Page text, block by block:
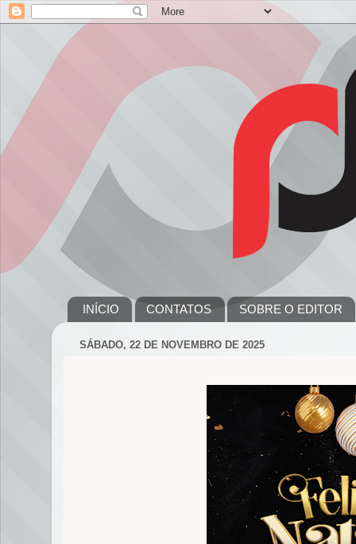
INÍCIO CONTATOS SOBRE O EDITOR
SÁBADO, 22 DE NOVEMBRO DE 2025